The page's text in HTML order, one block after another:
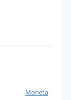
Moneta